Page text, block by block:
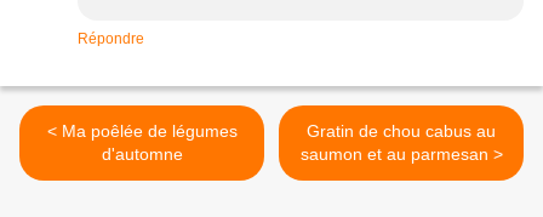
Répondre
< Ma poêlée de légumes
d'automne
Gratin de chou cabus au
saumon et au parmesan >